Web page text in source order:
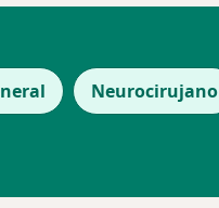
Neurocirujano